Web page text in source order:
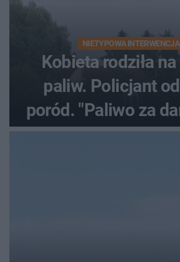
NIETYPOWA INTERWENCJA
Kobieta rodziła
paliw. Policjant
poród. "Paliwo za
50 %!"